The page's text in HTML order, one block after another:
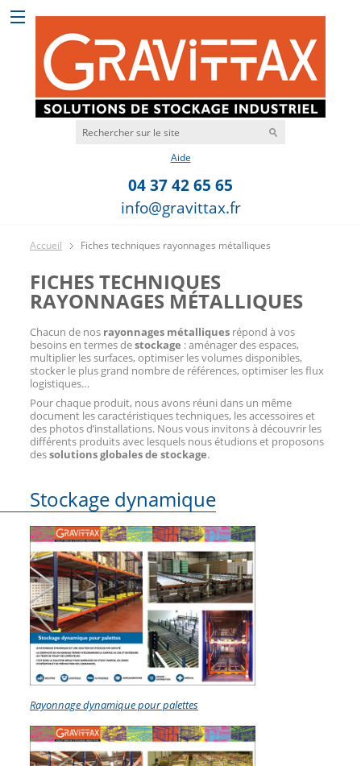
Aide
04 37 42 65 65
info@gravittax.fr
Accueil Fiches techniques rayonnages métalliques
FICHES TECHNIQUES
RAYONNAGES MÉTALLIQUES
Chacun de nos rayonnages métalliquesrépond à vos
besoins en termes destockage : aménager des espaces,
multiplier les surfaces, optimiser les volumes disponibles,
stocker le plus grand nombre de références, optimiser les flux
logistiques…
Pour chaque produit, nous avons réuni dans un même
document les caractéristiques techniques, les accessoires et
des photos d’installations. Nous vous invitons à découvrir les
différents produits avec lesquels nous étudions et proposons
dessolutions globales de stockage.
Stockage dynamique
Rayonnage dynamique pour palettes